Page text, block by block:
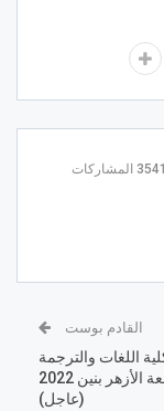
3541 المشاركات
القادم بوست
اللغات والترجمة
جامعة الأزهر بنين 2022
(عاجل)